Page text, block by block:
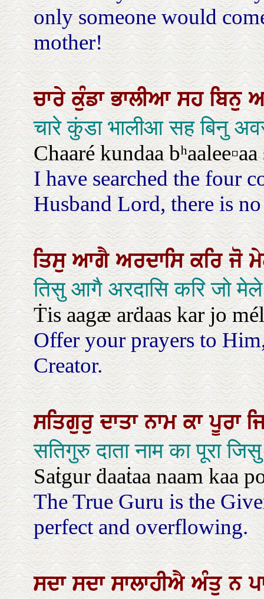
only someone would
mother!
ਚਾਰੇਕੁੰਡਾਭਾਲੀਆਸਹਬਿਨੁ
चारे कुंडा भालीआ सह बिनु
Chaaré kundaa
I have searched the four
Husband Lord, there is
ਤਿਸੁਆਗੈਅਰਦਾਸਿਕਰਿਜੋ
तिसु आगै अरदासि करि जो
Ṫis aagæ arḋaas kar jo
Offer your prayers to
Creator.
ਸਤਿਗੁਰੁਦਾਤਾਨਾਮਕਾਪੂਰਾ
सतिगुरु दाता नाम का पूरा
Saṫgur ḋaaṫaa naam kaa
The True Guru is the
perfect and overflowing.
ਸਦਾਸਦਾਸਾਲਾਹੀਐਅੰਤੁਨ